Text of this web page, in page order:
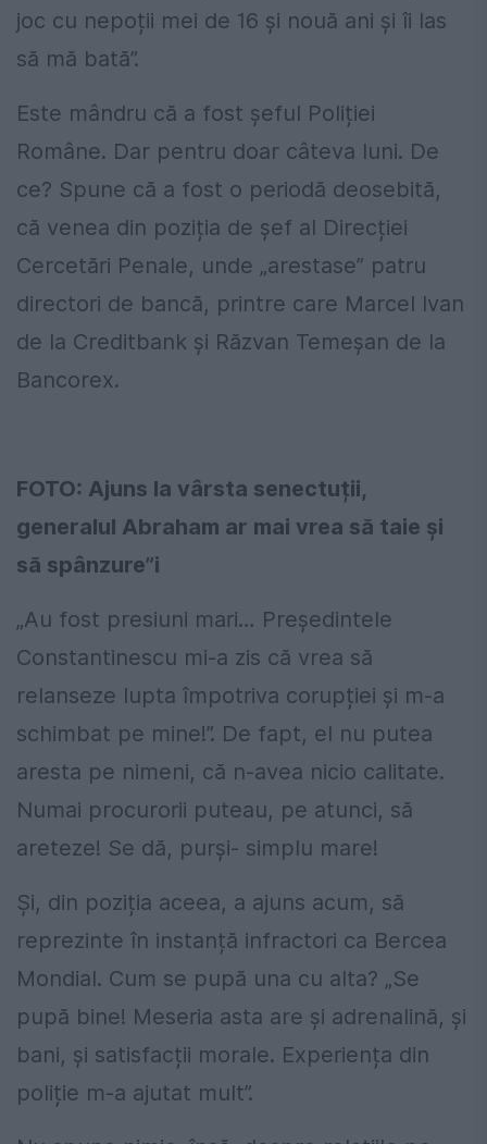
joc cu nepoții mei de 16 și nouă ani și îi las
să mă bată”.
Este mândru că a fost șeful Poliției
Române. Dar pentru doar câteva luni. De
ce? Spune că a fost o periodă deosebită,
că venea din poziția de șef al Direcției
Cercetări Penale, unde „arestase” patru
directori de bancă, printre care Marcel Ivan
de la Creditbank și Răzvan Temeșan de la
Bancorex.
FOTO: Ajuns la vârsta senectuții,
generalul Abraham ar mai vrea să taie și
să spânzure”i
„Au fost presiuni mari… Președintele
Constantinescu mi-a zis că vrea să
relanseze lupta împotriva corupției și m-a
schimbat pe mine!”. De fapt, el nu putea
aresta pe nimeni, că n-avea nicio calitate.
Numai procurorii puteau, pe atunci, să
areteze! Se dă, purși- simplu mare!
Și, din poziția aceea, a ajuns acum, să
reprezinte în instanță infractori ca Bercea
Mondial. Cum se pupă una cu alta? „Se
pupă bine! Meseria asta are și adrenalină, și
bani, și satisfacții morale. Experiența din
poliție m-a ajutat mult”.